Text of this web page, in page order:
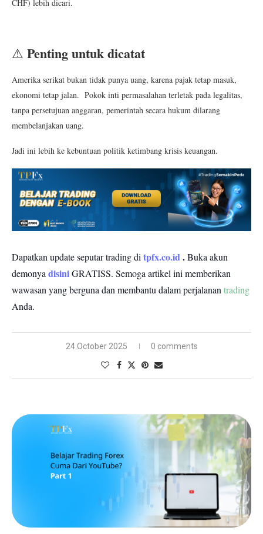
CHF) lebih dicari.
⚠ Penting untuk dicatat
Amerika serikat bukan tidak punya uang, karena pajak tetap masuk,
ekonomi tetap jalan. Pokok inti permasalahan terletak pada legalitas,
tanpa persetujuan anggaran, pemerintah secara hukum dilarang
membelanjakan uang.
Jadi ini lebih ke kebuntuan politik ketimbang krisis keuangan.
Dapatkan update seputar trading ditpfx.co.id.Buka akun
demonyadisiniGRATISS. Semoga artikel ini memberikan
wawasan yang berguna dan membantu dalam perjalanantrading
Anda.
24 October 2025 0 comments